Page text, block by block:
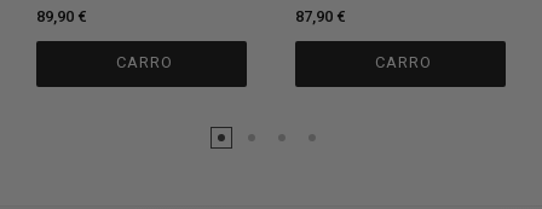
89,90 €
CARRO
87,90 €
CARRO